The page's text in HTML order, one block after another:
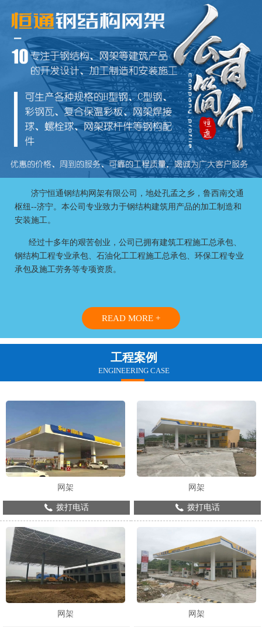
济宁恒通钢结构网架有限公司 ，地处孔孟之乡，鲁西南交通
枢纽--济宁。本公司专业致力于钢结构建筑用产品的加工制造和
安装施工。
经过十多年的艰苦创业，公司已拥有建筑工程施工总承包、
钢结构工程专业承包、石油化工工程施工总承包、环保工程专业
承包及施工劳务等专项资质。
READ MORE +
工程案例
ENGINEERING CASE
网架
拨打电话
网架
拨打电话
网架 网架